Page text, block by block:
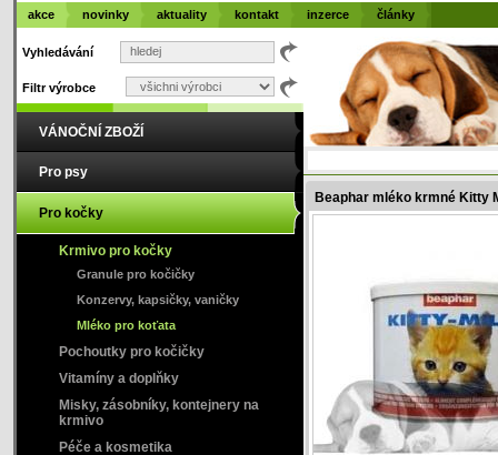
Beaphar mléko krmné Kitty
Vyhledávání
Filtr výrobce
VÁNOČNÍ ZBOŽÍ
Pro psy
Pro kočky
Krmivo pro kočky
Granule pro kočičky
Konzervy, kapsičky, vaničky
Mléko pro koťata
Pochoutky pro kočičky
Vitamíny a doplňky
Misky, zásobníky, kontejnery na
krmivo
Péče a kosmetika
akce novinky aktuality kontakt inzerce články